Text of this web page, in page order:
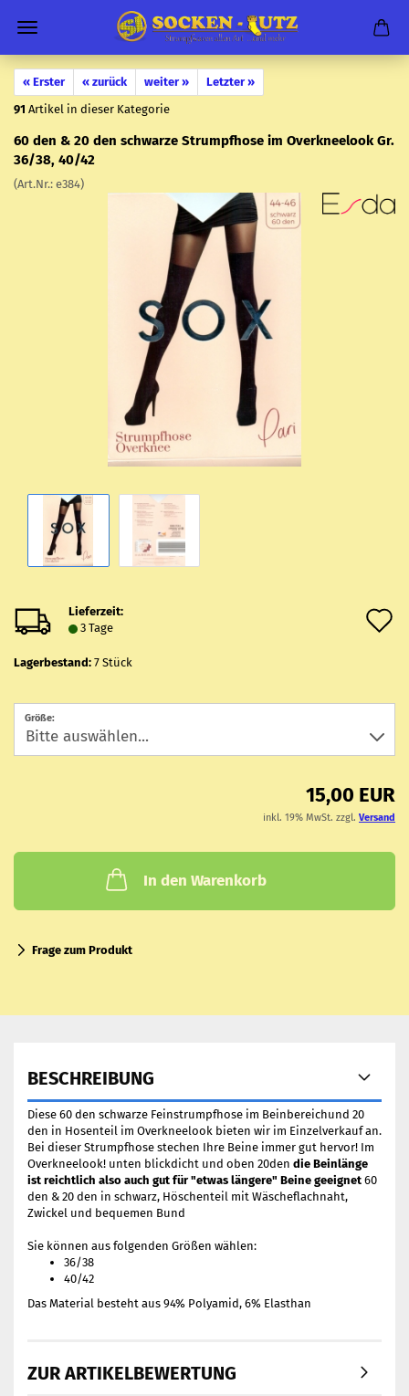
« Erster « zurück weiter »
Letzter »
91 Artikel in dieser Kategorie
60 den & 20 den schwar­ze Strumpf­ho­se im Over­knee­look Gr.
36/38, 40/42
(Art.Nr.: e384)
Lieferzeit:
3 Tage
Lagerbestand: 7 Stück
Größe:
15,00 EUR
inkl. 19% MwSt. zzgl. Versand
In den Warenkorb
Frage zum Produkt
BESCHREIBUNG
Diese 60 den schwarze Feinstrumpfhose im Beinbereichund 20
den in Hosenteil im Overkneelook bieten wir im Einzelverkauf an.
Bei dieser Strumpfhose stechen Ihre Beine immer gut hervor! Im
Overkneelook! unten blickdicht und oben 20den die Beinlänge
ist reichtlich also auch gut für "etwas längere" Beine geeignet 60
den & 20 den in schwarz, Höschenteil mit Wäscheflachnaht,
Zwickel und bequemen Bund
Sie können aus folgenden Größen wählen:
36/38
40/42
Das Material besteht aus 94% Polyamid, 6% Elasthan
ZUR ARTIKELBEWERTUNG